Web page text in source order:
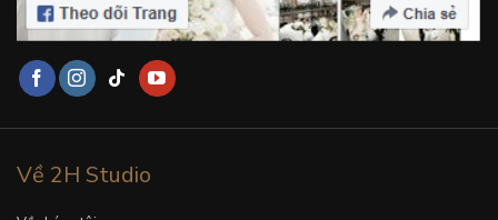
Về 2H Studio